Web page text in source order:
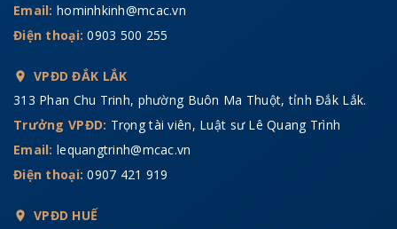
Email: hominhkinh@mcac.vn
Điện thoại:0903 500 255
VPĐD ĐẮK LẮK
313 Phan Chu Trinh, phường Buôn Ma Thuột, tỉnh Đắk Lắk.
Trưởng VPĐD: Trọng tài viên, Luật sư Lê Quang Trình
Email: lequangtrinh@mcac.vn
Điện thoại:0907 421 919
VPĐD HUẾ